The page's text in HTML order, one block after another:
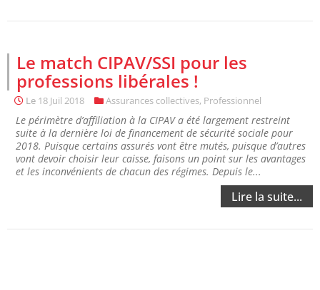
Le match CIPAV/SSI pour les
professions libérales !
Le 18 Juil 2018 Assurances collectives, Professionnel
Le périmètre d’affiliation à la CIPAV a été largement restreint
suite à la dernière loi de financement de sécurité sociale pour
2018. Puisque certains assurés vont être mutés, puisque d’autres
vont devoir choisir leur caisse, faisons un point sur les avantages
et les inconvénients de chacun des régimes. Depuis le...
Lire la suite...